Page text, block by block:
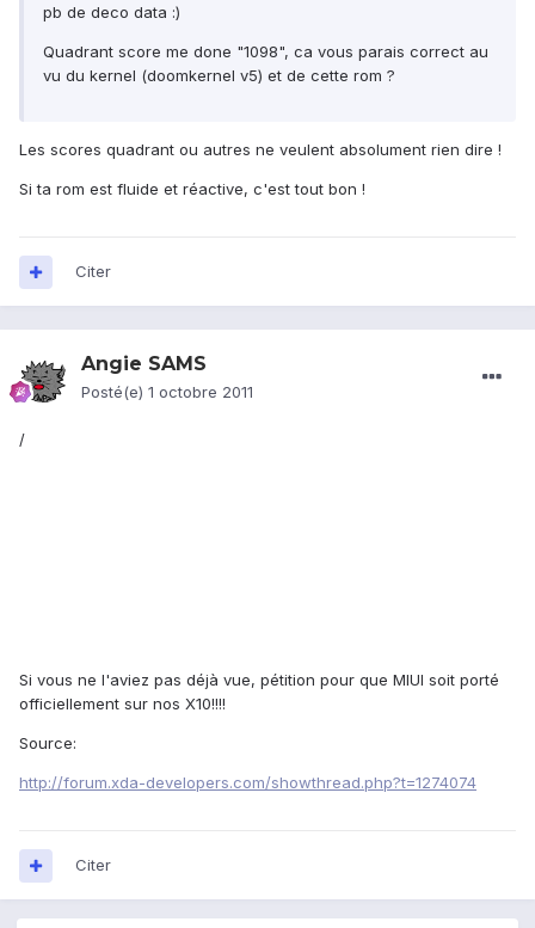
pb de deco data :)
Quadrant score me done "1098", ca vous parais correct au
vu du kernel (doomkernel v5) et de cette rom ?
Les scores quadrant ou autres ne veulent absolument rien dire !
Si ta rom est fluide et réactive, c'est tout bon !
Citer
Angie SAMS
Posté(e) 1 octobre 2011
/
Si vous ne l'aviez pas déjà vue, pétition pour que MIUI soit porté
officiellement sur nos X10!!!!
Source:
http://forum.xda-developers.com/showthread.php?t=1274074
Citer